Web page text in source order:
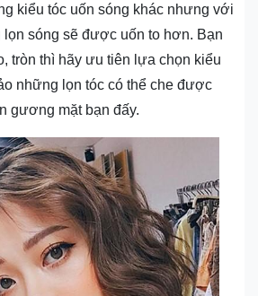
kiểu tóc uốn sóng khác nhưng với
lọn sóng sẽ được uốn to hơn. Bạn
tròn thì hãy ưu tiên lựa chọn kiểu
những lọn tóc có thể che được
gương mặt bạn đấy.